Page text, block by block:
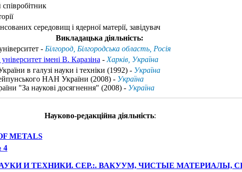
середовищ і ядерної матерії, завідувач
Викладацька діяльність:
- Білгород, Білгородська область, Росія
імені В. Каразіна - Харків, Україна
в галузі науки і техніки (1992) - Україна
НАН України (2008) - Україна
"За наукові досягнення" (2008) - Україна
Науково-редакційна діяльність:
METALS
4
И ТЕХНИКИ. СЕР.:. ВАКУУМ, ЧИСТЫЕ МАТЕРИАЛЫ,